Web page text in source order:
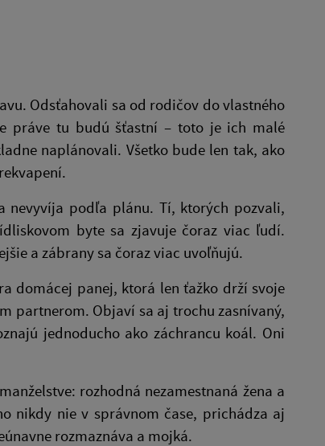
Odsťahovali sa od rodičov do vlastného
práve tu budú šťastní – toto je ich malé
naplánovali. Všetko bude len tak, ako
nevyvíja podľa plánu. Tí, ktorých pozvali,
byte sa zjavuje čoraz viac ľudí.
a zábrany sa čoraz viac uvoľňujú.
domácej panej, ktorá len ťažko drží svoje
partnerom. Objaví sa aj trochu zasnívaný,
jednoducho ako záchrancu koál. Oni
rozhodná nezamestnaná žena a
nikdy nie v správnom čase, prichádza aj
rozmaznáva a mojká.